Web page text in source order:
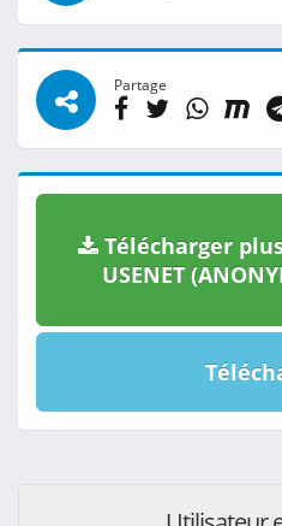
Partage
Télécharger
USENET